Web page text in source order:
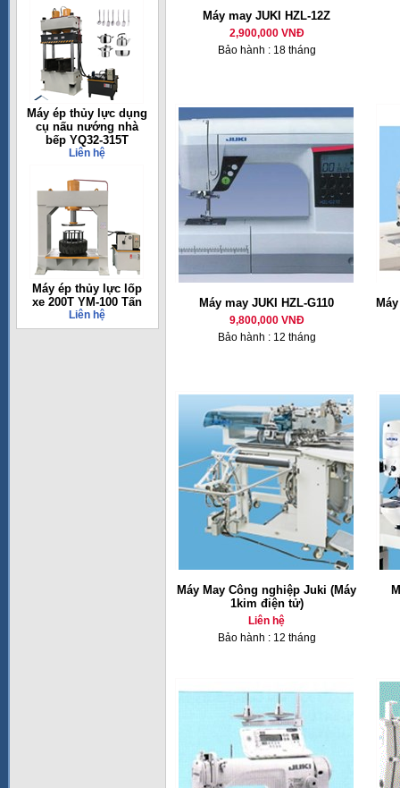
Máy ép thủy lực dụng
cụ nấu nướng nhà
bếp YQ32-315T
Liên hệ
Máy ép thủy lực lốp
xe 200T YM-100 Tấn
Liên hệ
Máy may JUKI HZL-12Z
2,900,000 VNĐ
Bảo hành : 18 tháng
Máy may JUKI HZL-G110
9,800,000 VNĐ
Bảo hành : 12 tháng
Máy May Công nghiệp Juki (Máy
1kim điện tử)
Liên hệ
Bảo hành : 12 tháng